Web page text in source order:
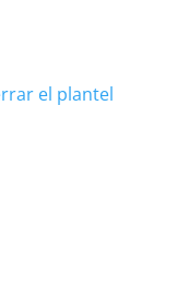
el plantel